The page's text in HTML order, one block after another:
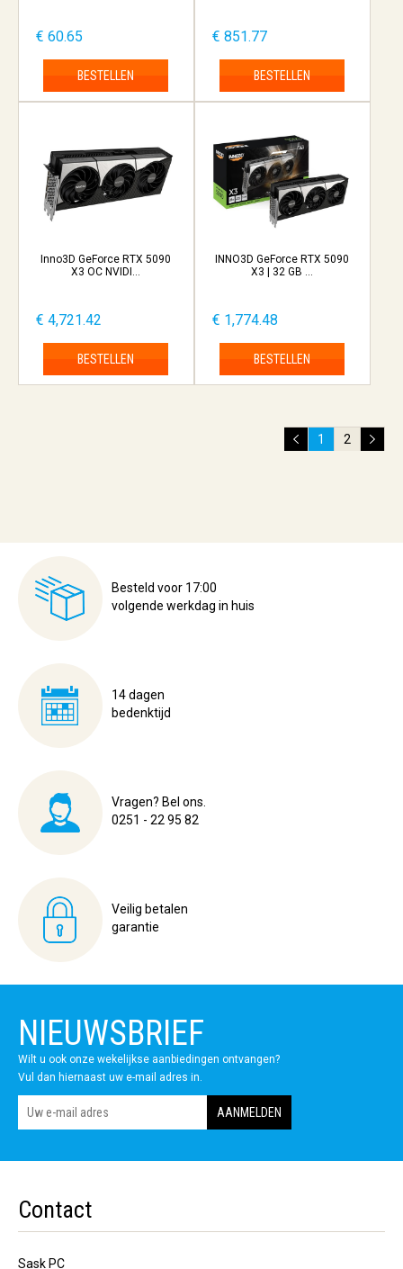
€ 60.65
BESTELLEN
€ 851.77
BESTELLEN
Inno3D GeForce RTX 5090
X3 OC NVIDI...
€ 4,721.42
BESTELLEN
INNO3D GeForce RTX 5090
X3 | 32 GB ...
€ 1,774.48
BESTELLEN
1 2
Besteld voor 17:00
volgende werkdag in huis
14 dagen
bedenktijd
Vragen? Bel ons.
0251 - 22 95 82
Veilig betalen
garantie
NIEUWSBRIEF
Wilt u ook onze wekelijkse aanbiedingen ontvangen?
Vul dan hiernaast uw e-mail adres in.
Contact
Sask PC